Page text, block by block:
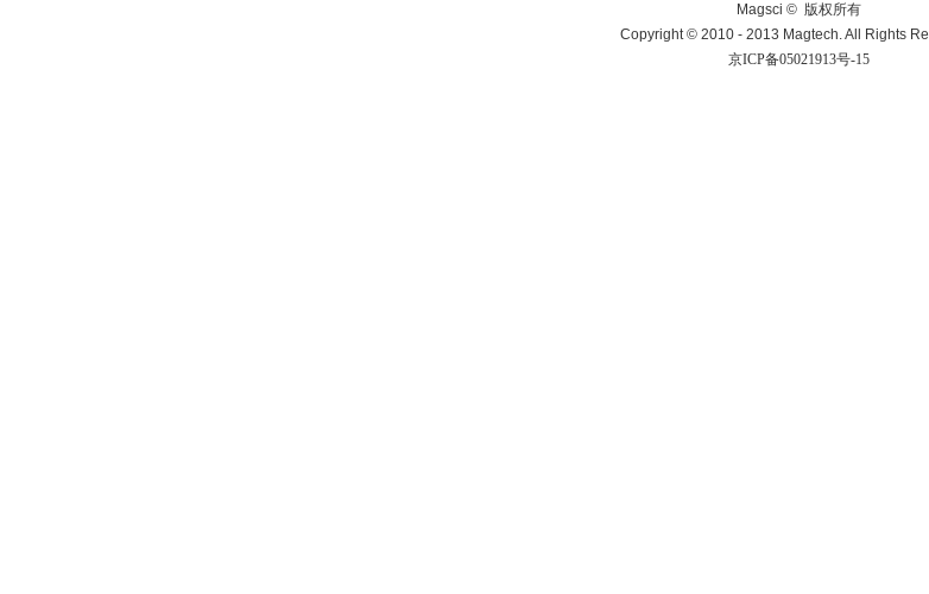
Magsci © 版权所有
Copyright © 2010 - 2013 Magtech. All Rights
京ICP备05021913号-15